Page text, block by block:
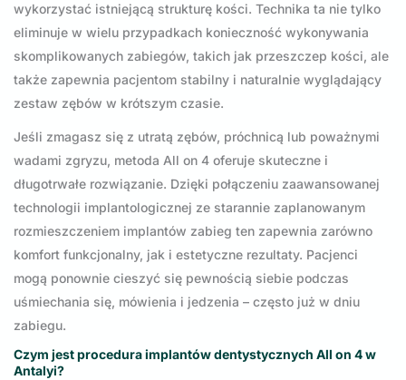
wykorzystać istniejącą strukturę kości. Technika ta nie tylko
eliminuje w wielu przypadkach konieczność wykonywania
skomplikowanych zabiegów, takich jak przeszczep kości, ale
także zapewnia pacjentom stabilny i naturalnie wyglądający
zestaw zębów w krótszym czasie.
Jeśli zmagasz się z utratą zębów, próchnicą lub poważnymi
wadami zgryzu, metoda All on 4 oferuje skuteczne i
długotrwałe rozwiązanie. Dzięki połączeniu zaawansowanej
technologii implantologicznej ze starannie zaplanowanym
rozmieszczeniem implantów zabieg ten zapewnia zarówno
komfort funkcjonalny, jak i estetyczne rezultaty. Pacjenci
mogą ponownie cieszyć się pewnością siebie podczas
uśmiechania się, mówienia i jedzenia – często już w dniu
zabiegu.
Czym jest procedura implantów dentystycznych All on 4 w
Antalyi?